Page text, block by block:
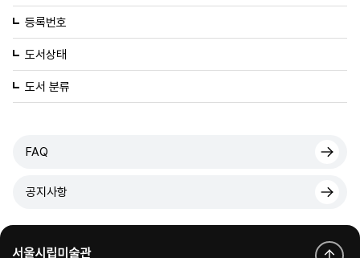
등록번호
도서상태
도서 분류
FAQ
공지사항